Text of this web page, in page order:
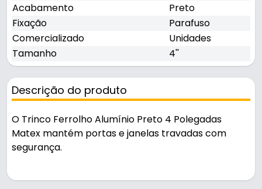
Acabamento
Preto
Fixação
Parafuso
Comercializado
Unidades
Tamanho
4''
Descrição do produto
O Trinco Ferrolho Alumínio Preto 4 Polegadas
Matex mantém portas e janelas travadas com
segurança.